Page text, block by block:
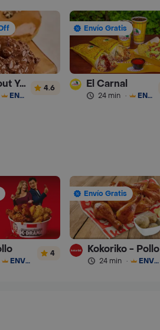
Nuts About You
ENVÍO GRATIS
4.6
Envío Gratis
El Carnal
24 min · ENVÍO GRATIS
ENVÍO GRATIS
4
Envío Gratis
Kokoriko - Pollo
24 min · ENVÍO GRATIS